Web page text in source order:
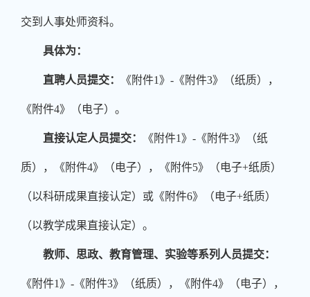
交到人事处师资科。
具体为：
直聘人员提交： 《附件1 》 - 《附件3》（纸质），
《附件4》（电子）。
直接认定人员提交： 《附件1 》 - 《附件3》（纸
质），《附件4》（电子），《附件5》（电子+纸质）
（以科研成果直接认定）或《附件6》（电子+纸质）
（以教学成果直接认定）。
教师、思政、教育管理、实验等系列人员提交：
《附件1 》 - 《附件3》（纸质），《附件4》（电子），